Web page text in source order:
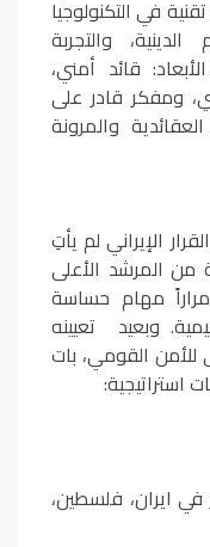
في التكنولوجيا
والتجربة
قائد أمني،
ومفكر قادر على
والمرونة
الإيراني لم يأتِ
المرشد الأعلى
مهام حساسة
وبعيد تعيينه
للأمن القومي، بات
استراتيجية:
ايران، فلسطين،